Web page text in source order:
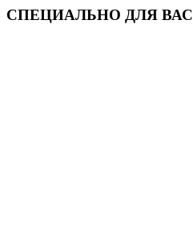
СПЕЦИАЛЬНО ДЛЯ ВАС